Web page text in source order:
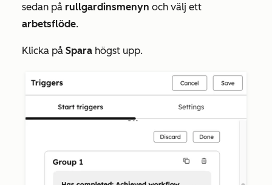
sedan på rullgardinsmenyn och välj ett
arbetsflöde.
Klicka på Spara högst upp.